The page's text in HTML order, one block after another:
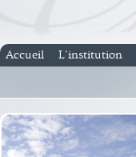
Accueil L’institution